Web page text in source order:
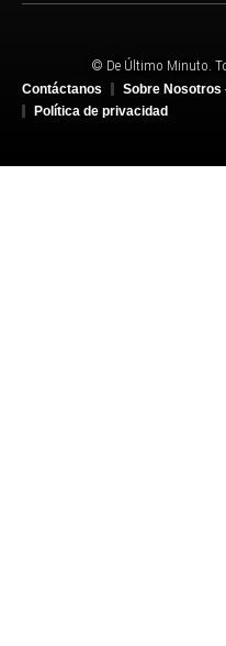
© De Último Minuto.
Contáctanos
Sobre Nosotros
Política de privacidad